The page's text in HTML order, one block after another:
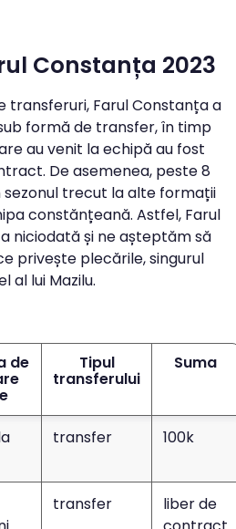
Constanța 2023
transferuri, Farul Constanța a
formă de transfer, în timp
au venit la echipă au fost
De asemenea, peste 8
trecut la alte formații
constănțeană. Astfel, Farul
niciodată și ne așteptăm să
privește plecările, singurul
al lui Mazilu.
de Tipul
transferului
Suma
transfer 100k
transfer
liber de